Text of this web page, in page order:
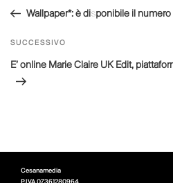
articoli
precedente:
Wallpaper*: è disponibile il
Articolo
successivo
SUCCESSIVO
E’ online Marie Claire UK Edit,
Cesanamedia